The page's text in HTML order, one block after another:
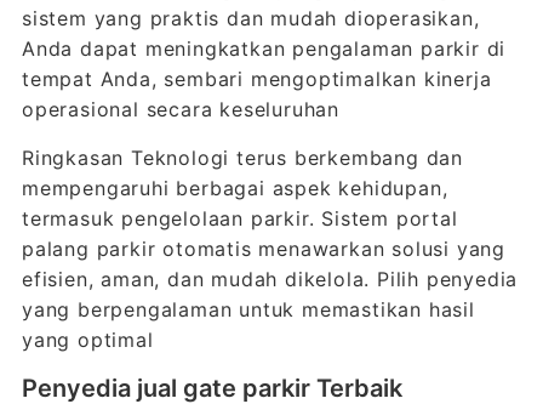
sistem yang praktis dan mudah dioperasikan,
Anda dapat meningkatkan pengalaman parkir di
tempat Anda, sembari mengoptimalkan kinerja
operasional secara keseluruhan
Ringkasan Teknologi terus berkembang dan
mempengaruhi berbagai aspek kehidupan,
termasuk pengelolaan parkir. Sistem portal
palang parkir otomatis menawarkan solusi yang
efisien, aman, dan mudah dikelola. Pilih penyedia
yang berpengalaman untuk memastikan hasil
yang optimal
Penyedia jual gate parkir Terbaik